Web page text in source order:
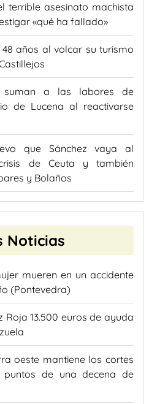
terrible asesinato machista
«qué ha fallado»
años al volcar su turismo
suman a las labores de
de Lucena al reactivarse
que Sánchez vaya al
de Ceuta y también
y Bolaños
Noticias
mueren en un accidente
(Pontevedra)
Roja 13.500 euros de ayuda
oeste mantiene los cortes
de una decena de